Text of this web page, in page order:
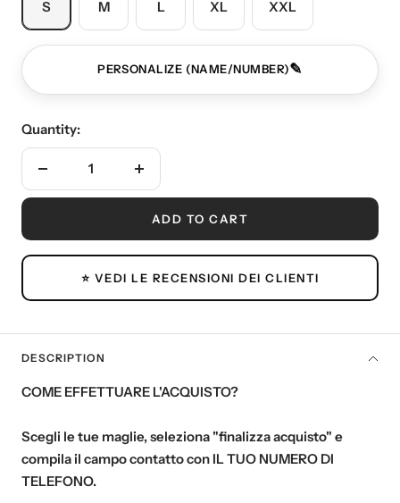
S M L XL XXL
PERSONALIZE (NAME/NUMBER)✎
Quantity:
Decrease
quantity
Increase
quantity
ADD TO CART
⭐ VEDI LE RECENSIONI DEI CLIENTI
DESCRIPTION
COME EFFETTUARE L'ACQUISTO?
Scegli le tue maglie, seleziona "finalizza acquisto" e
compila il campo contatto con IL TUO NUMERO DI
TELEFONO.